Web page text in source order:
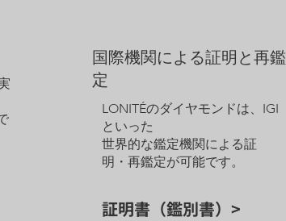
国際機関による証明と再鑑
定
LONITÉのダイヤモンドは、IGI
といった
世界的な鑑定機関による証
明・再鑑定が可能です。
証明書（鑑別書）>